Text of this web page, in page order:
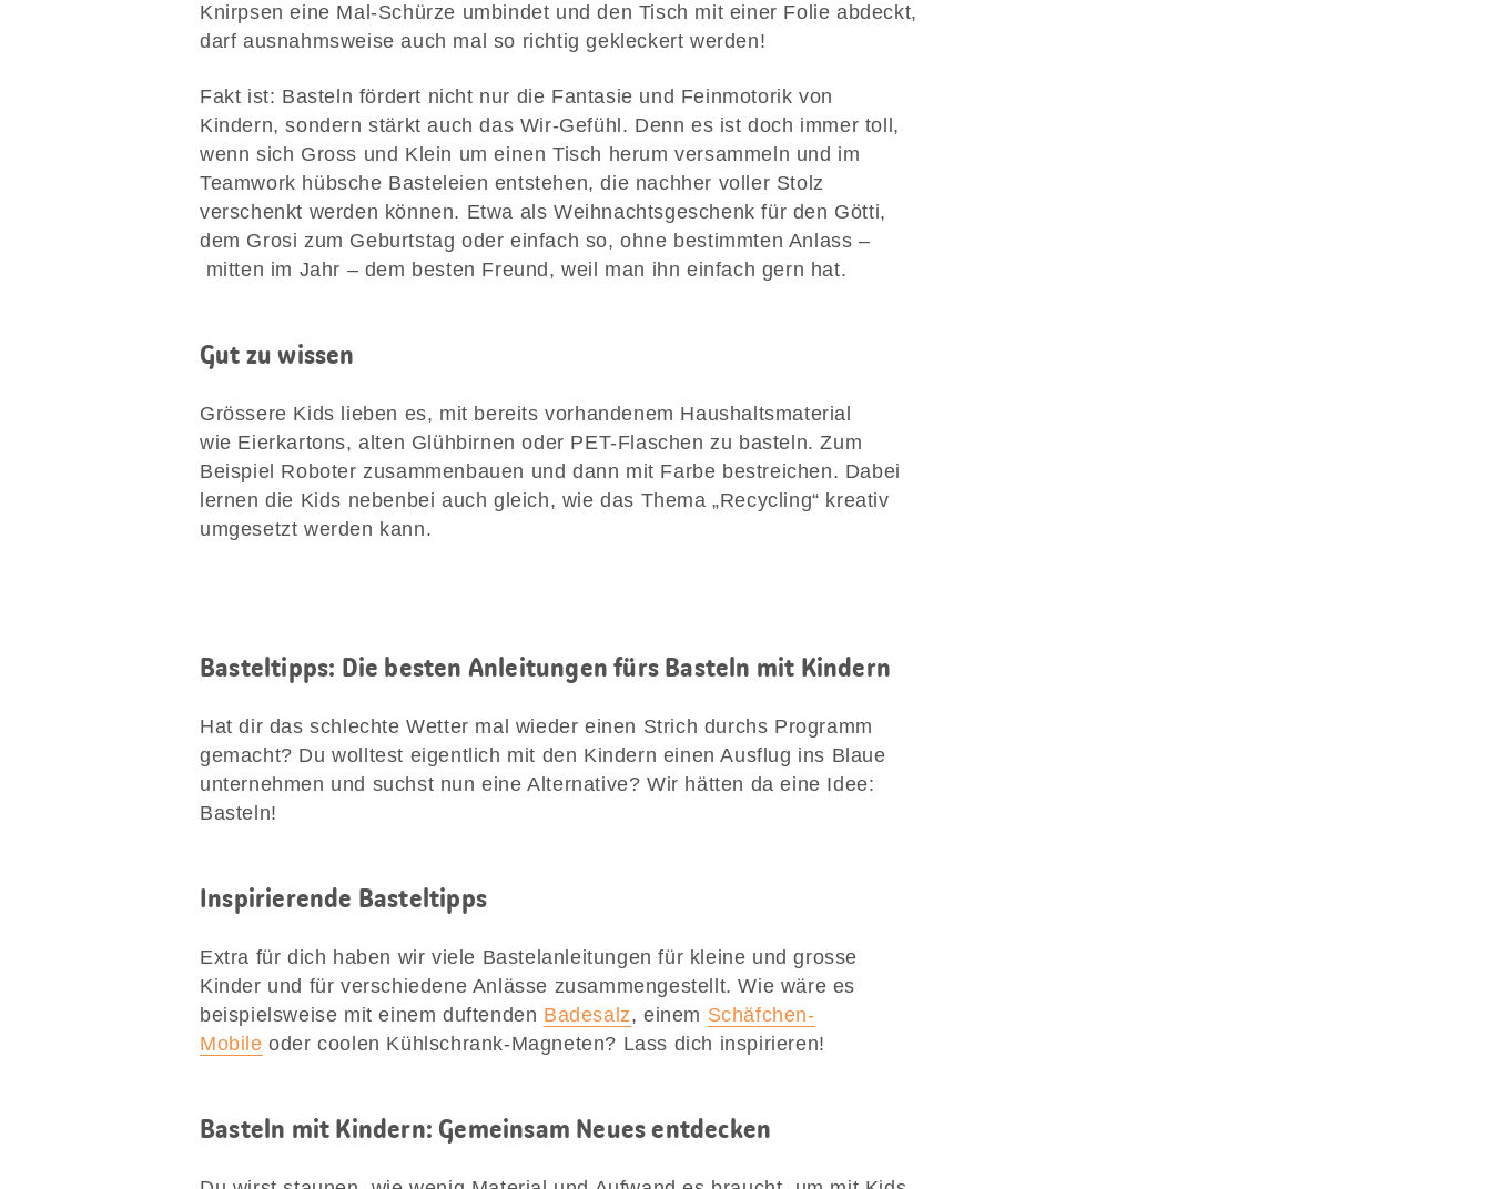
Knirpsen eine Mal-Schürze umbindet und den Tisch mit einer Folie abdeckt,
darf ausnahmsweise auch mal so richtig gekleckert werden!
Fakt ist: Basteln fördert nicht nur die Fantasie und Feinmotorik von
Kindern, sondern stärkt auch das Wir-Gefühl. Denn es ist doch immer toll,
wenn sich Gross und Klein um einen Tisch herum versammeln und im
Teamwork hübsche Basteleien entstehen, die nachher voller Stolz
verschenkt werden können. Etwa als Weihnachtsgeschenk für den Götti,
dem Grosi zum Geburtstag oder einfach so, ohne bestimmten Anlass –
mitten im Jahr – dem besten Freund, weil man ihn einfach gern hat.
Gut zu wissen
Grössere Kids lieben es, mit bereits vorhandenem Haushaltsmaterial
wie Eierkartons, alten Glühbirnen oder PET-Flaschen zu basteln. Zum
Beispiel Roboter zusammenbauen und dann mit Farbe bestreichen. Dabei
lernen die Kids nebenbei auch gleich, wie das Thema „Recycling“ kreativ
umgesetzt werden kann.
Basteltipps: Die besten Anleitungen fürs Basteln mit Kindern
Hat dir das schlechte Wetter mal wieder einen Strich durchs Programm
gemacht? Du wolltest eigentlich mit den Kindern einen Ausflug ins Blaue
unternehmen und suchst nun eine Alternative? Wir hätten da eine Idee:
Basteln!
Inspirierende Basteltipps
Extra für dich haben wir viele Bastelanleitungen für kleine und grosse
Kinder und für verschiedene Anlässe zusammengestellt. Wie wäre es
beispielsweise mit einem duftenden Badesalz, einem Schäfchen-
Mobile oder coolen Kühlschrank-Magneten? Lass dich inspirieren!
Basteln mit Kindern: Gemeinsam Neues entdecken